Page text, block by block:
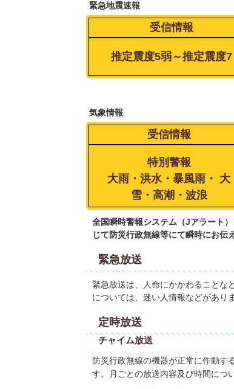
緊急地震速報
受信情報
推定震度5弱～推定震度7
気象情報
受信情報
特別警報
大雨・洪水・暴風雨・ 大
雪・高潮・波浪
全国瞬時警報システム（Jアラート
じて防災行政無線等にて瞬時にお伝
緊急放送
緊急放送は、人命にかかわることな
については、迷い人情報などがありま
定時放送
チャイム放送
防災行政無線の機器が正常に作動す
す。月ごとの放送内容及び時間につ